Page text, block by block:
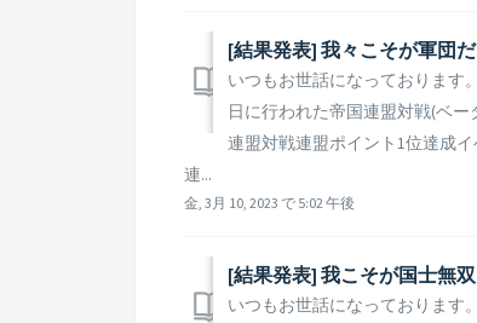
[結果発表] 我々こそが軍団
いつもお世話になっております
日に行われた帝国連盟対戦(ベ
連盟対戦連盟ポイント1位達成
連...
金, 3月 10, 2023 で 5:02 午後
[結果発表] 我こそが国士無
いつもお世話になっております